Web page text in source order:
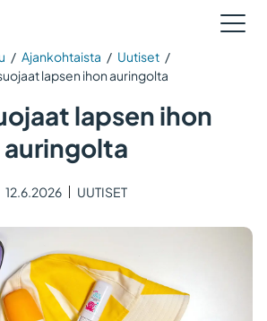
/ Ajankohtaista / Uutiset /
lapsen ihon auringolta
lapsen ihon
auringolta
12.6.2026 UUTISET